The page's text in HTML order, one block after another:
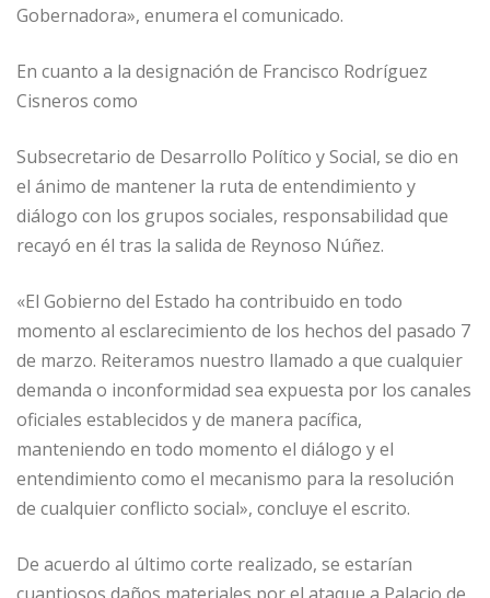
Gobernadora», enumera el comunicado.
En cuanto a la designación de Francisco Rodríguez
Cisneros como
Subsecretario de Desarrollo Político y Social, se dio en
el ánimo de mantener la ruta de entendimiento y
diálogo con los grupos sociales, responsabilidad que
recayó en él tras la salida de Reynoso Núñez.
«El Gobierno del Estado ha contribuido en todo
momento al esclarecimiento de los hechos del pasado 7
de marzo. Reiteramos nuestro llamado a que cualquier
demanda o inconformidad sea expuesta por los canales
oficiales establecidos y de manera pacífica,
manteniendo en todo momento el diálogo y el
entendimiento como el mecanismo para la resolución
de cualquier conflicto social», concluye el escrito.
De acuerdo al último corte realizado, se estarían